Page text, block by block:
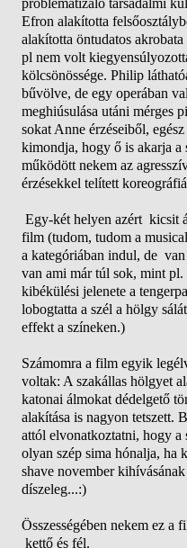
problematizáló társadalmi
Efron alakította
alakította öntudatos
pl nem volt
kölcsönössége. Philip
bűvölve, de egy operában
meghiúsulása utáni mérges
sokat Anne érzéseiből,
kimondja, hogy ő is akarja a
működött nekem az
érzésekkel telített
Egy-két helyen azért kicsit
film (tudom, tudom a
a kategóriában indul, de
van ami már túl sok, mint
kibékülési jelenete a
lobogtatta a szél a hölgy
effekt a színeken.)
Számomra a film egyik
voltak: A szakállas hölgyet
katonai álmokat dédelgető
alakítása is nagyon tetszett.
attól elvonatkoztatni, hogy
olyan szép sima hónalja, ha
shave november
díszeleg...:)
Összességében nekem ez a
kettő és fél.